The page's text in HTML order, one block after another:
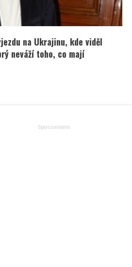
na Ukrajinu, kde viděl
neváží toho, co mají